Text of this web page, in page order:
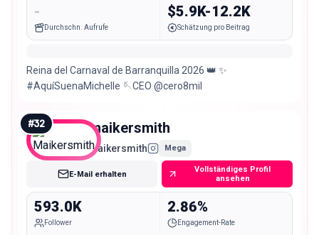
-
Durchschn. Aufrufe
$5.9K-12.2K
Schätzung pro Beitrag
Reina del Carnaval de Barranquilla 2026 👑 ✨
#AquíSuenaMichelle 🪡CEO @cero8mil
#32 maikersmith
Maikersmith Mega
E-Mail erhalten
Vollständiges Profil
ansehen
593.0K
Follower
2.86%
Engagement-Rate